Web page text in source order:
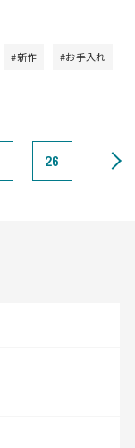
#新作 #お手入れ
26